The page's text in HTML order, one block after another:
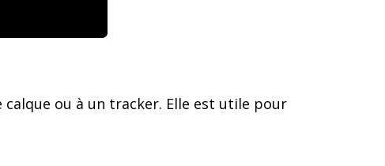
ou à un tracker. Elle est utile pour